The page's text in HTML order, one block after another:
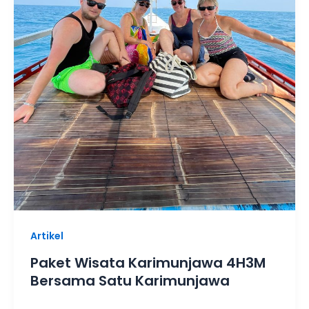
Artikel
Paket Wisata Karimunjawa 4H3M
Bersama Satu Karimunjawa